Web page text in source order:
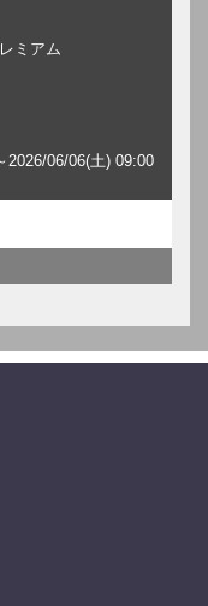
ミアム
2026/06/06(土) 09:00